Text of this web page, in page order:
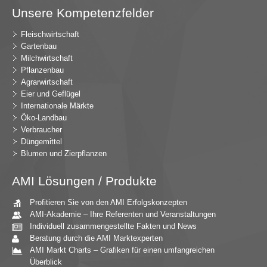
Unsere Kompetenzfelder
Fleischwirtschaft
Gartenbau
Milchwirtschaft
Pflanzenbau
Agrarwirtschaft
Eier und Geflügel
Internationale Märkte
Öko-Landbau
Verbraucher
Düngemittel
Blumen und Zierpflanzen
AMI Lösungen / Produkte
Profitieren Sie von den AMI Erfolgskonzepten
AMI-Akademie – Ihre Referenten und Veranstaltungen
Individuell zusammengestellte Fakten und News
Beratung durch die AMI Marktexperten
AMI Markt Charts – Grafiken für einen umfangreichen
Überblick